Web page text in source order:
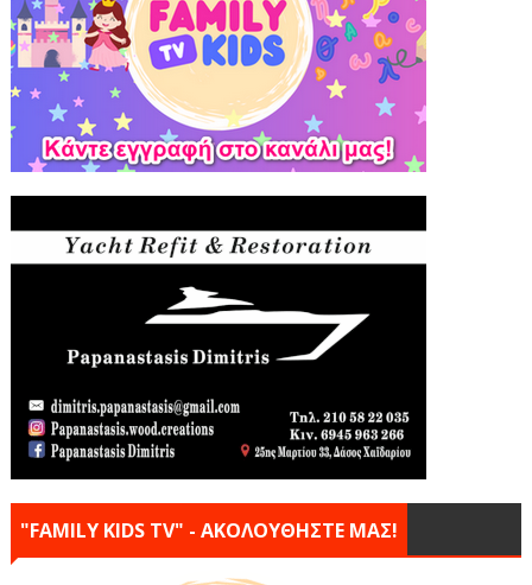
"FAMILY KIDS TV" - ΑΚΟΛΟΥΘΗΣΤΕ ΜΑΣ!